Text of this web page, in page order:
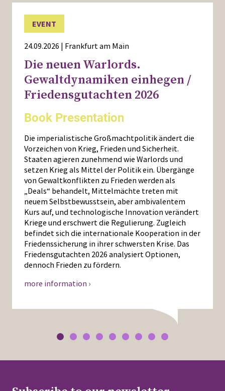
EVENT
24.09.2026 | Frankfurt am Main
Die neuen Warlords.
Gewaltdynamiken einhegen /
Friedensgutachten 2026
Book Presentation
Die imperialistische Großmachtpolitik ändert die
Vorzeichen von Krieg, Frieden und Sicherheit.
Staaten agieren zunehmend wie Warlords und
setzen Krieg als Mittel der Politik ein. Übergänge
von Gewaltkonflikten zu Frieden werden als
„Deals“ behandelt, Mittelmächte treten mit
neuem Selbstbewusstsein, aber ambivalentem
Kurs auf, und technologische Innovation verändert
Kriege und erschwert die Regulierung. Zugleich
befindet sich die internationale Kooperation in der
Friedenssicherung in ihrer schwersten Krise. Das
Friedensgutachten 2026 analysiert Optionen,
dennoch Frieden zu fördern.
more information ›